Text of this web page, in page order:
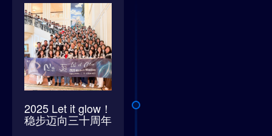
2025 Let it glow！
稳步迈向三十周年